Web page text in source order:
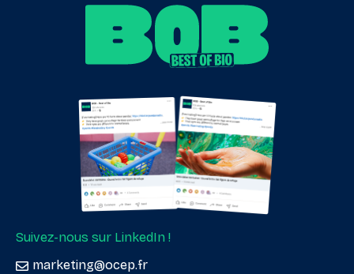
Suivez-nous sur LinkedIn !
marketing@ocep.fr